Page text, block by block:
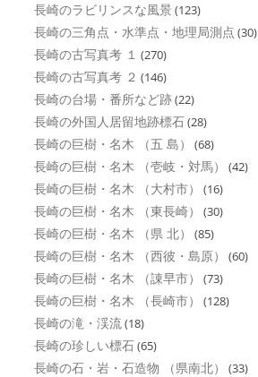
長崎のラビリンスな風景 (123)
長崎の三角点・水準点・地理局測点 (30)
長崎の古写真考 １ (270)
長崎の古写真考 ２ (146)
長崎の台場・番所など跡(22)
長崎の外国人居留地跡標石(28)
長崎の巨樹・名木 （五 島） (68)
長崎の巨樹・名木 （壱岐・対馬） (42)
長崎の巨樹・名木 （大村市） (16)
長崎の巨樹・名木 （東長崎） (30)
長崎の巨樹・名木 （県 北） (85)
長崎の巨樹・名木 （西彼・島原） (60)
長崎の巨樹・名木 （諌早市） (73)
長崎の巨樹・名木 （長崎市） (128)
長崎の滝・渓流(18)
長崎の珍しい標石(65)
長崎の石・岩・石造物 （県南北） (33)